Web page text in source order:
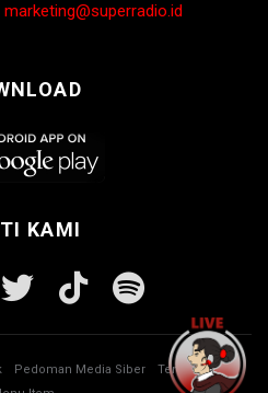
KAMI
Pedoman Media Siber
Tentang Kami